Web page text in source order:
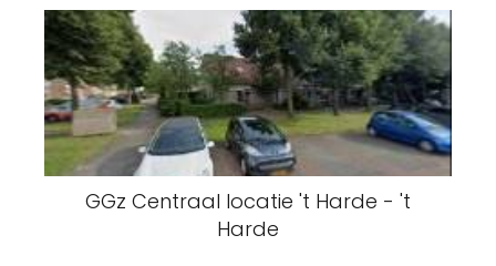
GGz Centraal locatie 't Harde - 't
Harde